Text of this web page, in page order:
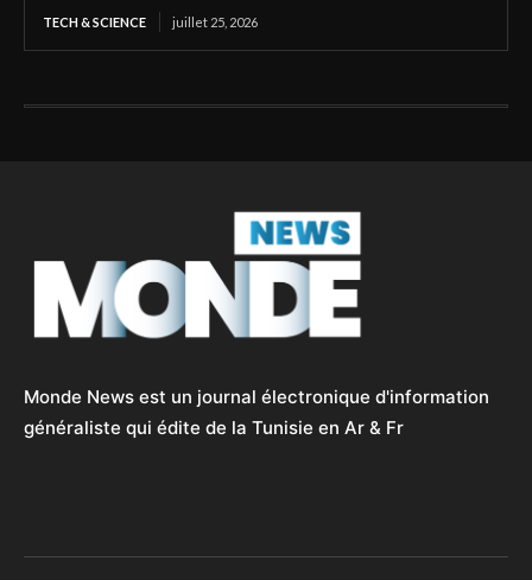
TECH & SCIENCE juillet 25, 2026
Monde News est un journal électronique d'information
généraliste qui édite de la Tunisie en Ar & Fr